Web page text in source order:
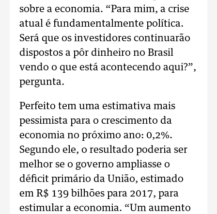
sobre a economia. “Para mim, a crise
atual é fundamentalmente política.
Será que os investidores continuarão
dispostos a pôr dinheiro no Brasil
vendo o que está acontecendo aqui?”,
pergunta.
Perfeito tem uma estimativa mais
pessimista para o crescimento da
economia no próximo ano: 0,2%.
Segundo ele, o resultado poderia ser
melhor se o governo ampliasse o
déficit primário da União, estimado
em R$ 139 bilhões para 2017, para
estimular a economia. “Um aumento